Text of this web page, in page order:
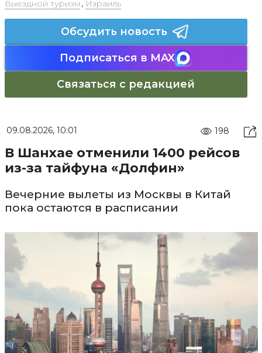
Выездной туризм , Израиль
Обсудить новость
Подписаться в MAX
Связаться с редакцией
09.08.2026, 10:01 198
В Шанхае отменили 1400 рейсов
из-за тайфуна «Долфин»
Вечерние вылеты из Москвы в Китай
пока остаются в расписании